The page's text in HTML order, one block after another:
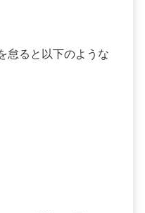
怠ると以下のような